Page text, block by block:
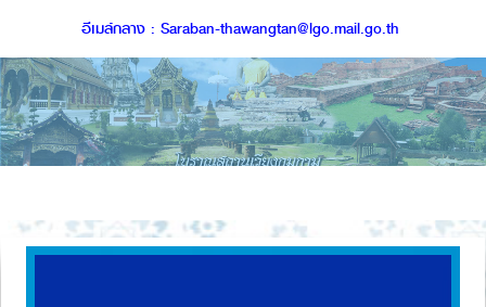
อีเมล์กลาง : Saraban-thawangtan@lgo.mail.go.th